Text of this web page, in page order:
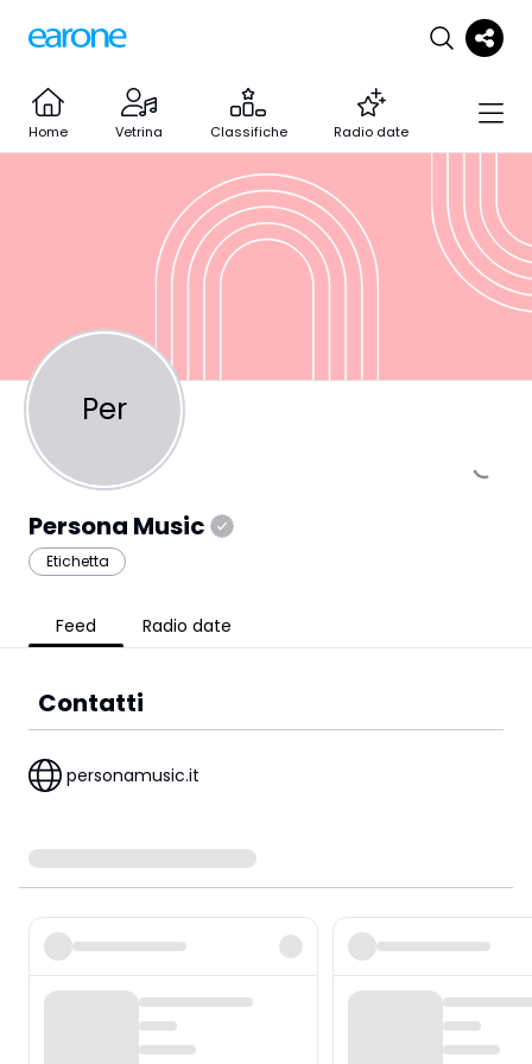
Home Vetrina Classifiche Radio date
Per
Persona Music
Etichetta
Feed Radio date
Contatti
personamusic.it